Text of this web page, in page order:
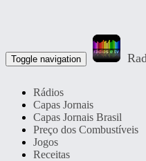
Toggle navigation
Rádios
Capas Jornais
Capas Jornais Brasil
Preço dos Combustíveis
Jogos
Receitas